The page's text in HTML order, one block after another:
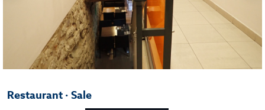
Restaurant · Sale